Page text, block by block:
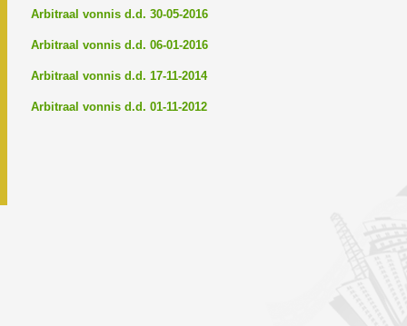
Arbitraal vonnis d.d. 30-05-2016
Arbitraal vonnis d.d. 06-01-2016
Arbitraal vonnis d.d. 17-11-2014
Arbitraal vonnis d.d. 01-11-2012